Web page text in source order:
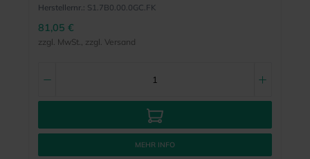
Herstellernr.: S1.7B0.00.0GC.FK
81,05 €
zzgl. MwSt., zzgl. Versand
MEHR INFO